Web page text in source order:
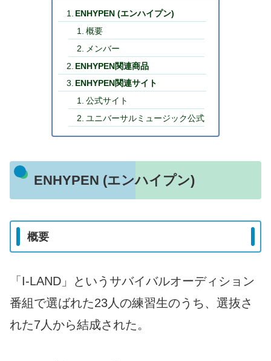
ENHYPEN (エンハイプン)
概要
メンバー
ENHYPEN関連商品
ENHYPEN関連サイト
公式サイト
ユニバーサルミュージック公式
ENHYPEN (エンハイプン)
概要
「I-LAND」というサバイバルオーディション
番組で選ばれた23人の練習生のうち、選抜さ
れた7人から結成された。